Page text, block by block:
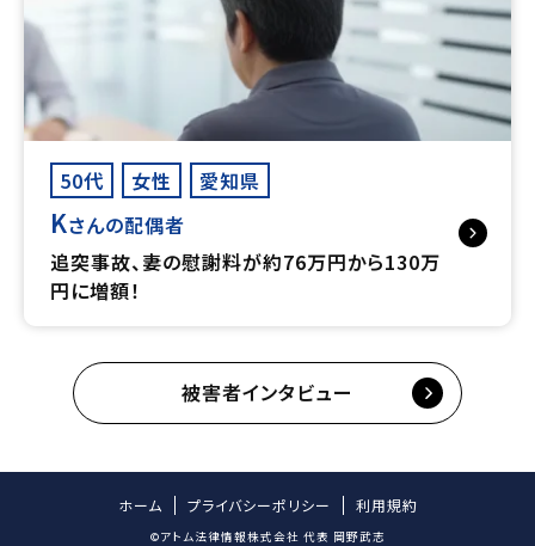
50代 女性 愛知県
Kさんの配偶者
追突事故、妻の慰謝料が約76万円から130万
円に増額！
被害者インタビュー
ホーム プライバシーポリシー 利用規約
©アトム法律情報株式会社 代表 岡野武志